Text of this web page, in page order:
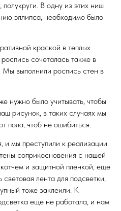
В одну из этих ниш
эллипса, необходимо было
краской в теплых
сочеталась также в
выполнили роспись стен в
нужно было учитывать, чтобы
рисунок, в таких случаях мы
пола, чтоб не ошибиться.
и мы преступили к реализации
соприкосновения с нашей
и защитной пленкой, еще
лента для подсветки,
тоже заклеили. К
еще не работала, и нам